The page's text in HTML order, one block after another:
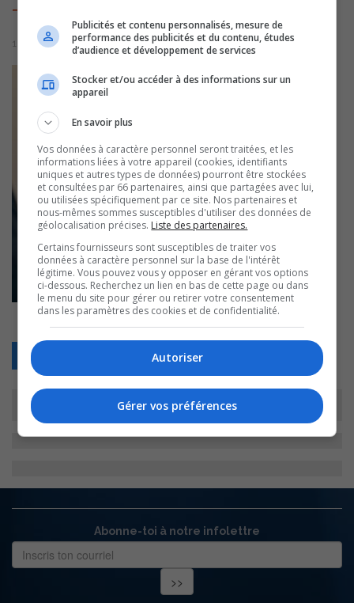
ToutSapprend
1 juin 2026 | Par Sylvain Rochon
Abonne-toi à notre infolettre
Publicités et contenu personnalisés, mesure de
performance des publicités et du contenu, études
d’audience et développement de services
Stocker et/ou accéder à des informations sur un
appareil
En savoir plus
Vos données à caractère personnel seront traitées, et les
informations liées à votre appareil (cookies, identifiants
uniques et autres types de données) pourront être stockées
et consultées par 66 partenaires, ainsi que partagées avec lui,
ou utilisées spécifiquement par ce site. Nos partenaires et
nous-mêmes sommes susceptibles d'utiliser des données de
géolocalisation précises. Liste des partenaires.
Certains fournisseurs sont susceptibles de traiter vos
données à caractère personnel sur la base de l'intérêt
légitime. Vous pouvez vous y opposer en gérant vos options
ci-dessous. Recherchez un lien en bas de cette page ou dans
le menu du site pour gérer ou retirer votre consentement
dans les paramètres des cookies et de confidentialité.
Autoriser
Gérer vos préférences